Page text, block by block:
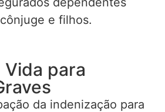
e filhos.
para
da indenização para